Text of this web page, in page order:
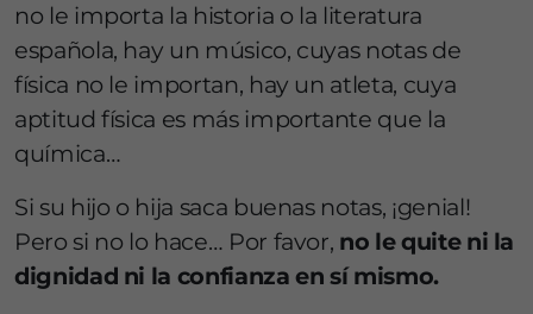
no le importa la historia o la literatura
española, hay un músico, cuyas notas de
física no le importan, hay un atleta, cuya
aptitud física es más importante que la
química…
Si su hijo o hija saca buenas notas, ¡genial!
Pero si no lo hace… Por favor, no le quite ni la
dignidad ni la confianza en sí mismo.